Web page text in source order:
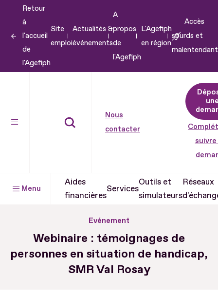
contenu
Retour
à
l'accueil
de
l'Agefiph
Site
emploi
Actualités &
événements
A
propos
de
l'Agefiph
L'Agefiph
en région
Accès
sourds et
Nous
contacter
suivre
Menu
Aides
financières
Services
Outils et
simulateurs
Réseaux
Evénement
Webinaire : témoignages de
personnes en situation de handicap,
SMR Val Rosay